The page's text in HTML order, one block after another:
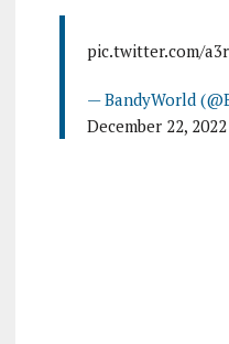
pic.twitter.com/
— BandyWorld
December 22, 2022